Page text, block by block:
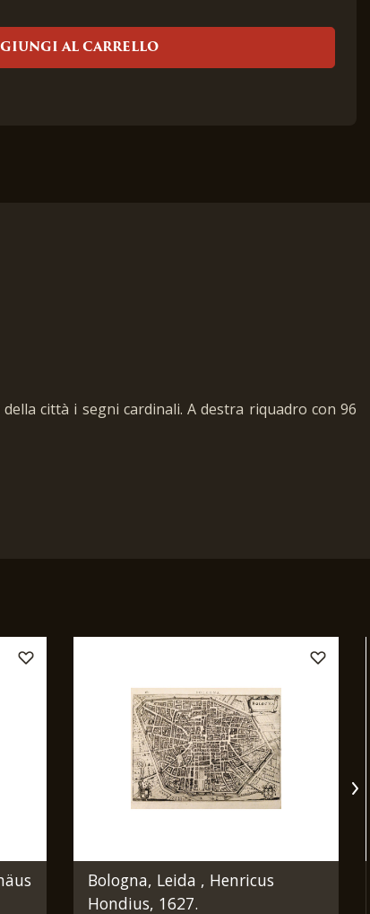
AL CARRELLO
città i segni cardinali. A destra riquadro con 96
Bologna, Leida , Henricus
Hondius, 1627.